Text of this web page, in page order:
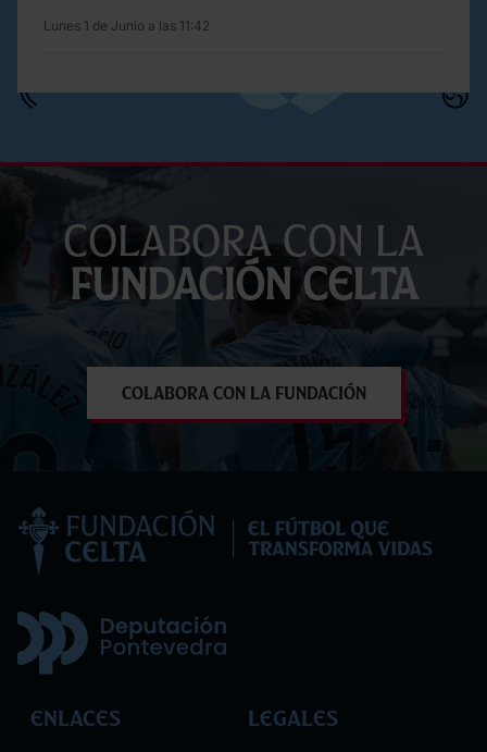
Lunes 1 de Junio a las 11:42
Colabora con la
Fundación Celta
Colabora con la Fundación
Enlaces Legales